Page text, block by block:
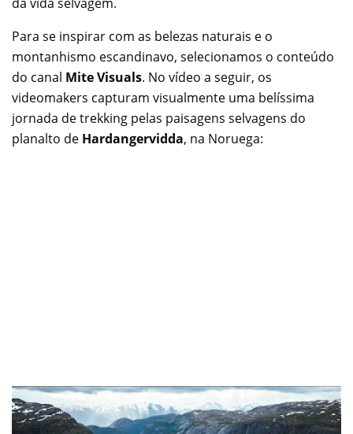
Para se inspirar com as belezas naturais e o
montanhismo escandinavo, selecionamos o conteúdo
do canal Mite Visuals. No vídeo a seguir, os
videomakers capturam visualmente uma belíssima
jornada de trekking pelas paisagens selvagens do
planalto de Hardangervidda, na Noruega: